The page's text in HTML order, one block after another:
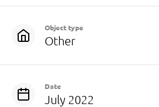
Object type
Other
Date
July 2022